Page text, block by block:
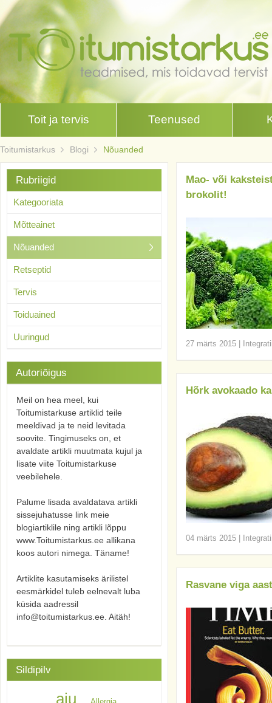
Toit ja tervis Teenused
Toitumistarkus Blogi Nõuanded
Mao- või
brokolit!
27 märts 2015
Hõrk avokaado
04 märts 2015
Rasvane viga
Rubriigid
Kategooriata
Mõtteainet
Nõuanded
Retseptid
Tervis
Toiduained
Uuringud
Autoriõigus
Meil on hea meel, kui
Toitumistarkuse artiklid teile
meeldivad ja te neid levitada
soovite. Tingimuseks on, et
avaldate artikli muutmata kujul ja
lisate viite Toitumistarkuse
veebilehele.
Palume lisada avaldatava artikli
sissejuhatusse link meie
blogiartiklile ning artikli lõppu
www.Toitumistarkus.ee allikana
koos autori nimega. Täname!
Artiklite kasutamiseks ärilistel
eesmärkidel tuleb eelnevalt luba
küsida aadressil
info@toitumistarkus.ee. Aitäh!
Sildipilv
aju